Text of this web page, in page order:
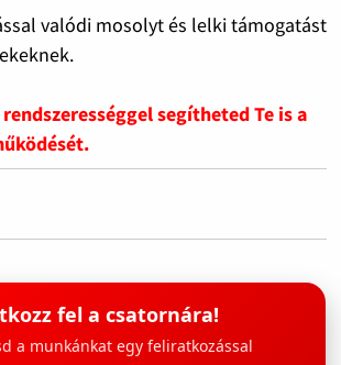
valódi mosolyt és lelki támogatást
segítheted Te is a
fel a csatornára!
a munkánkat egy feliratkozással